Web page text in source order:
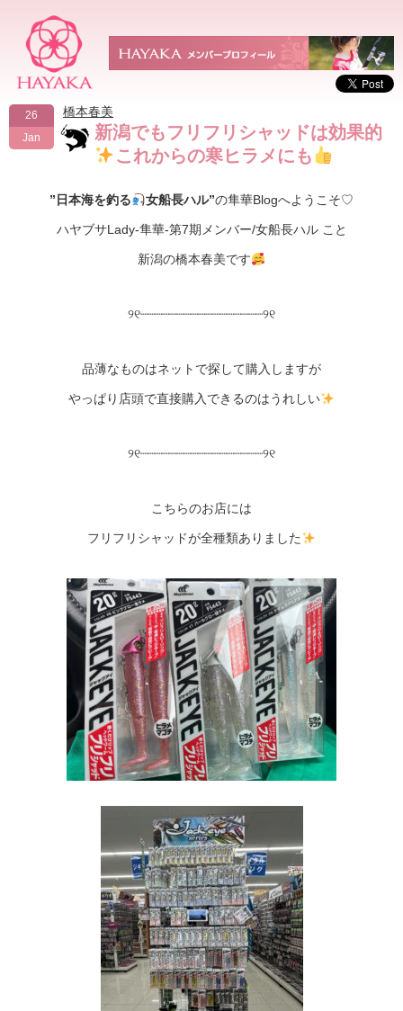
26
Jan
橋本春美
新潟でもフリフリシャッドは効果的
これからの寒ヒラメにも
”日本海を釣る 女船長ハル”の隼華Blogへようこそ♡
ハヤブサLady-隼華-第7期メンバー/女船長ハル こと
新潟の橋本春美です
୨୧┈┈┈┈┈┈┈┈┈┈┈┈┈┈┈┈┈୨୧
品薄なものはネットで探して購入しますが
やっぱり店頭で直接購入できるのはうれしい
୨୧┈┈┈┈┈┈┈┈┈┈┈┈┈┈┈┈┈୨୧
こちらのお店には
フリフリシャッドが全種類ありました